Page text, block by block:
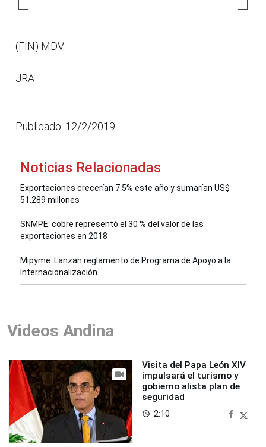
(FIN) MDV
JRA
Publicado: 12/2/2019
Noticias Relacionadas
Exportaciones crecerían 7.5% este año y sumarían US$
51,289 millones
SNMPE: cobre representó el 30 % del valor de las
exportaciones en 2018
Mipyme: Lanzan reglamento de Programa de Apoyo a la
Internacionalización
Videos Andina
Visita del Papa León XIV
impulsará el turismo y
gobierno alista plan de
seguridad
access_time 2:10